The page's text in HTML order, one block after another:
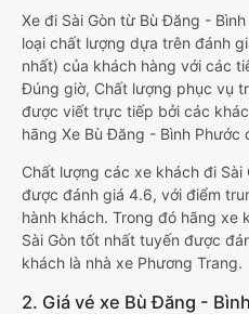
Xe đi Sài Gòn từ Bù Đăng -
loại chất lượng dựa trên đánh
nhất) của khách hàng với các
Đúng giờ, Chất lượng phục vụ
được viết trực tiếp bởi các
hãng Xe Bù Đăng - Bình Phước
Chất lượng các xe khách đi
được đánh giá 4.6, với điểm
hành khách. Trong đó hãng xe
Sài Gòn tốt nhất tuyến được
khách là nhà xe Phương Trang.
2. Giá vé xe Bù Đăng -